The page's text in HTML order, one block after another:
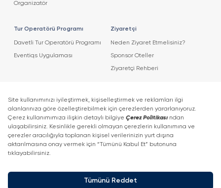
Organizatör
Tur Operatörü Programı
Davetli Tur Operatörü Programı
Eventiqs Uygulaması
Ziyaretçi
Neden Ziyaret Etmelisiniz?
Sponsor Oteller
Ziyaretçi Rehberi
2025 Konuşmacılarını Tanıyın
Konuşmacıları Tanıyın
Sahne ve Stant Etkinlikleri
Haberler
Basın Bültenleri
+90 212 266 7010